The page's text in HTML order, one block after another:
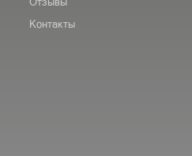
Контакты